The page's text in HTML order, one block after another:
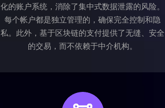
化的账户系统，消除了集中式数据泄露的风险。
每个帐户都是独立管理的，确保完全控制和隐
私。此外，基于区块链的支付提供了无缝、安全
的交易，而不依赖于中介机构。